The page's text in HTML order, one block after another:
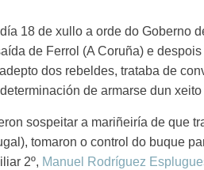
18 de xullo a orde do Goberno
de Ferrol (A Coruña) e
dos rebeldes, trataba de
de armarse dun
sospeitar a mariñeiría de que
tomaron o control do buque
2º, Manuel Rodríguez